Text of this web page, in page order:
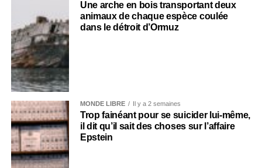
Une arche en bois transportant deux
animaux de chaque espèce coulée
dans le détroit d’Ormuz
MONDE LIBRE Il y a 2 semaines
Trop fainéant pour se suicider lui-même,
il dit qu’il sait des choses sur l’affaire
Epstein